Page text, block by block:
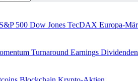
S&P 500 Dow Jones TecDAX Europa-
Turnaround Earnings Dividenden